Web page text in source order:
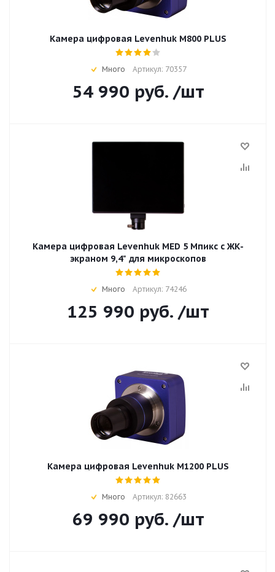
Камера цифровая Levenhuk M800 PLUS
Много Артикул: 70357
54 990 руб. /шт
Камера цифровая Levenhuk MED 5 Мпикс с ЖК-
экраном 9,4" для микроскопов
Много Артикул: 74246
125 990 руб. /шт
Камера цифровая Levenhuk M1200 PLUS
Много Артикул: 82663
69 990 руб. /шт